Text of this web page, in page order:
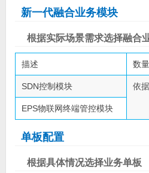
新一代融合业务模块
根据实际场景需求选择融合
描述 数
SDN控制模块 依
EPS物联网终端管控模块
单板配置
根据具体情况选择业务单板